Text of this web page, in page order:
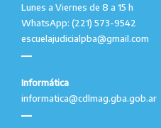
Lunes a Viernes de 8 a 15 h
WhatsApp: (221) 573-9542
escuelajudicialpba@gmail.com
Informática
informatica@cdlmag.gba.gob.ar